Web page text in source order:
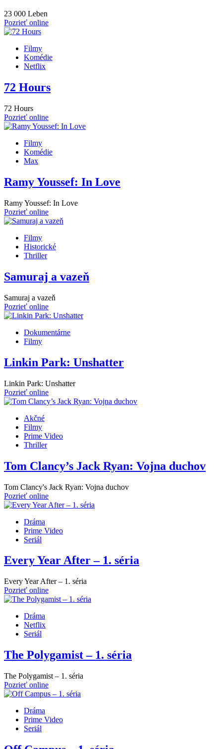
23 000 Leben
Pozrieť online
Filmy
Komédie
Netflix
72 Hours
72 Hours
Pozrieť online
Filmy
Komédie
Max
Ramy Youssef: In Love
Ramy Youssef: In Love
Pozrieť online
Filmy
Historické
Thriller
Samuraj a vazeň
Samuraj a vazeň
Pozrieť online
Dokumentárne
Filmy
Linkin Park: Unshatter
Linkin Park: Unshatter
Pozrieť online
Akčné
Filmy
Prime Video
Thriller
Tom Clancy’s Jack Ryan: Vojna duchov
Tom Clancy's Jack Ryan: Vojna duchov
Pozrieť online
Dráma
Prime Video
Seriál
Every Year After – 1. séria
Every Year After – 1. séria
Pozrieť online
Dráma
Netflix
Seriál
The Polygamist – 1. séria
The Polygamist – 1. séria
Pozrieť online
Dráma
Prime Video
Seriál